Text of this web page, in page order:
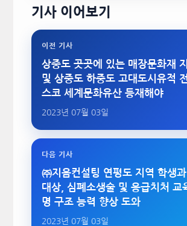
기사 이어보기
이전 기사
상중도 곳곳에 있는 매장문화재
및 상중도 하중도 고대도시유적
스코 세계문화유산 등재해야
2023년 07월 03일
다음 기사
㈜지음컨설팅 연평도 지역 학생
대상, 심폐소생술 및 응급치처 교
명 구조 능력 향상 도와
2023년 07월 03일